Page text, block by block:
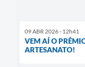
09 ABR 2026 - 12h41
VEM AÍ O
ARTESANATO!